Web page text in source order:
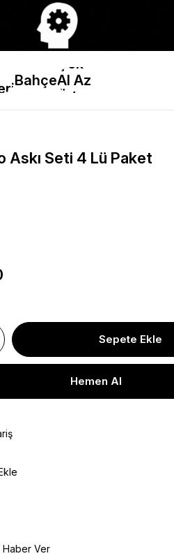
Bahçe
Çok
Al Az
Öde
Askı Seti 4 Lü Paket
Haber Ver